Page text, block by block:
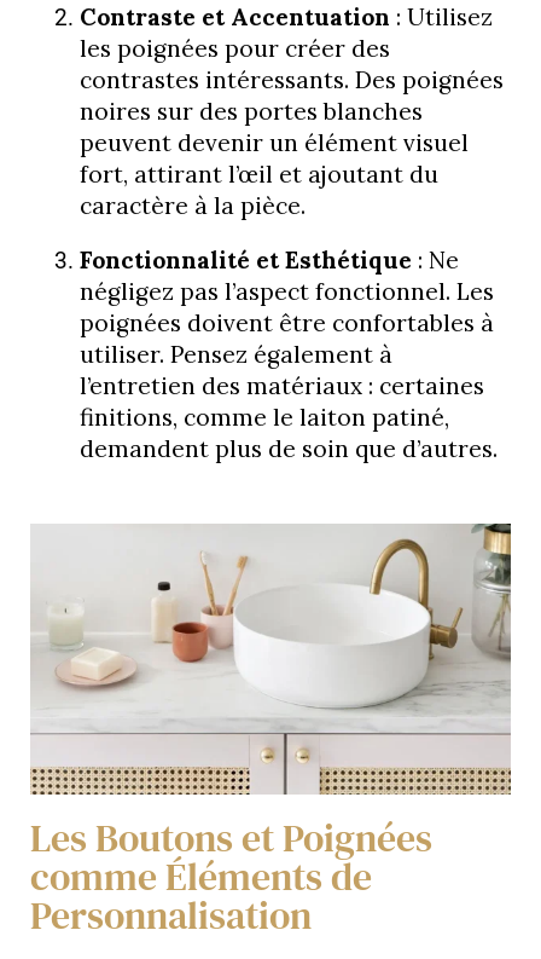
Contraste et Accentuation : Utilisez
les poignées pour créer des
contrastes intéressants. Des poignées
noires sur des portes blanches
peuvent devenir un élément visuel
fort, attirant l’œil et ajoutant du
caractère à la pièce.
Fonctionnalité et Esthétique : Ne
négligez pas l’aspect fonctionnel. Les
poignées doivent être confortables à
utiliser. Pensez également à
l’entretien des matériaux : certaines
finitions, comme le laiton patiné,
demandent plus de soin que d’autres.
Les Boutons et Poignées
comme Éléments de
Personnalisation